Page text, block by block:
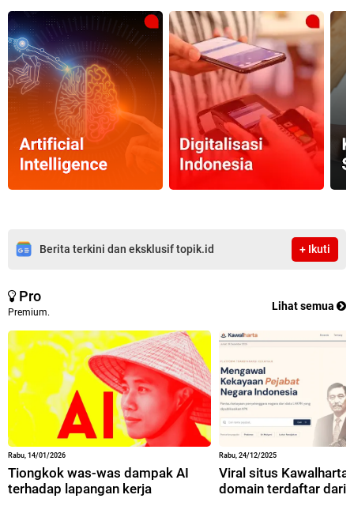
Berita terkini dan eksklusif topik.id + Ikuti
Pro
Premium. Lihat semua
Rabu, 14/01/2026
Tiongkok was-was dampak AI
terhadap lapangan kerja
Rabu, 24/12/2025
Viral situs
domain terdaftar dari